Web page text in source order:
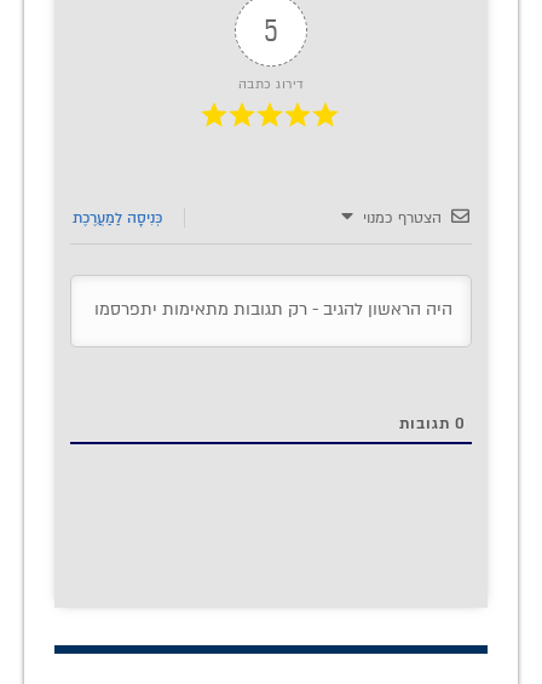
5
דירוג כתבה
הצטרף כמנוי כְּנִיסָה לַמַעֲרֶכֶת
0 תגובות